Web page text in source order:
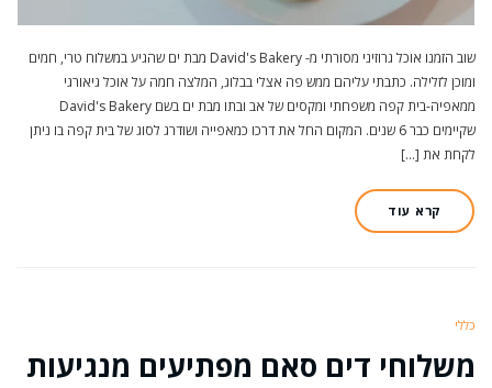
שוב הזמנו אוכל גרוזיני מסורתי מ- David's Bakery מבת ים שהגיע במשלוח טרי, חמים
ומוכן לזלילה. כתבתי עליהם ממש פה אצלי בבלוג, המלצה חמה על אוכל גיאורגי
ממאפיה-בית קפה משפחתי ומקסים של אב ובתו מבת ים בשם David's Bakery
שקיימים כבר 6 שנים. המקום החל את דרכו כמאפייה ושודרג לסוג של בית קפה בו ניתן
לקחת את […]
קרא עוד
כללי
משלוחי דים סאם מפתיעים מנגיעות